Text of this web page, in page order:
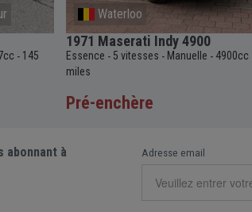
-80 392
Frankfurt
2026 Porsche 911 GT3 992.2
Essence -7+ vitesses -Automatique -
12 km
134 000 €Prix actuel •
abonnant à
Adresse email